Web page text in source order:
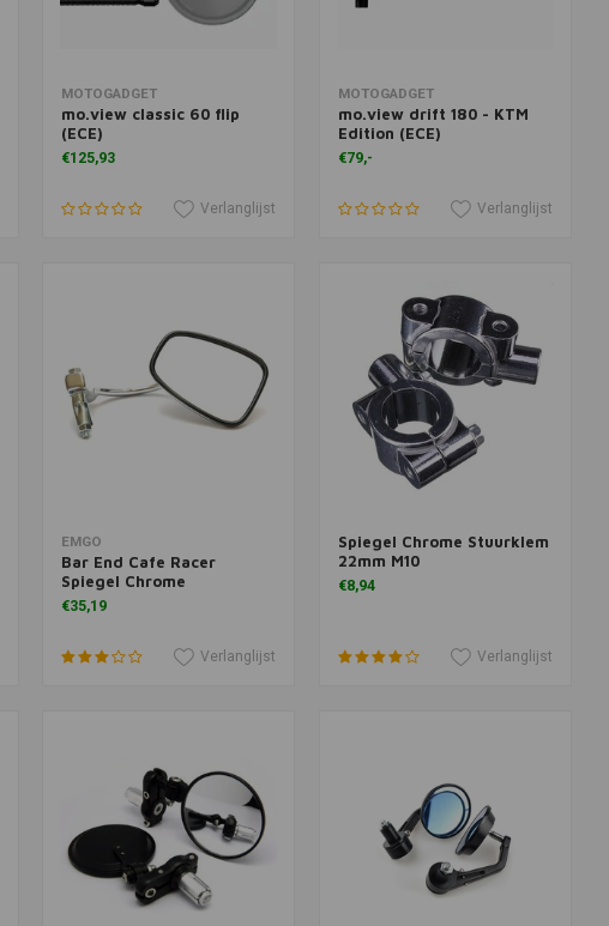
Toevoegen aan winkelwagen
MOTOGADGET
mo.view classic 60 flip
(ECE)
€125,93
Verlanglijst
Toevoegen aan winkelwagen
MOTOGADGET
mo.view drift 180 - KTM
Edition (ECE)
€79,-
Verlanglijst
Toevoegen aan winkelwagen
EMGO
Bar End Cafe Racer
Spiegel Chrome
€35,19
Verlanglijst
Toevoegen aan winkelwagen
Spiegel Chrome Stuurklem
22mm M10
€8,94
Verlanglijst